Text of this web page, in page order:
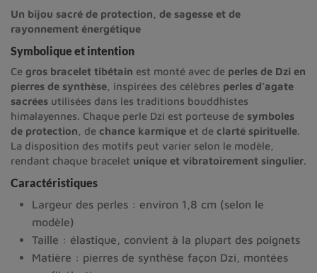
Un bijou sacré de protection, de sagesse et de
rayonnement énergétique
Symbolique et intention
Ce gros bracelet tibétain est monté avec de perles de Dzi en
pierres de synthèse , inspirées des célèbres perles d’agate
sacrées utilisées dans les traditions bouddhistes
himalayennes. Chaque perle Dzi est porteuse de symboles
de protection , de chance karmique et de clarté spirituelle.
La disposition des motifs peut varier selon le modèle,
rendant chaque bracelet unique et vibratoirement singulier.
Caractéristiques
Largeur des perles : environ 1,8 cm (selon le
modèle)
Taille : élastique, convient à la plupart des poignets
Matière : pierres de synthèse façon Dzi, montées